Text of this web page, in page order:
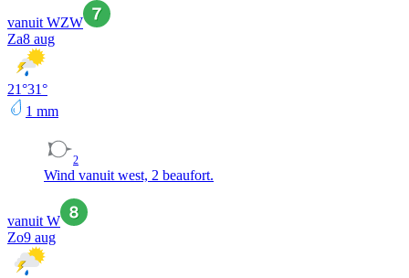
vanuit WZW
Za8 aug
21°31°
1 mm
2
Wind vanuit west, 2 beaufort.
vanuit W
Zo9 aug